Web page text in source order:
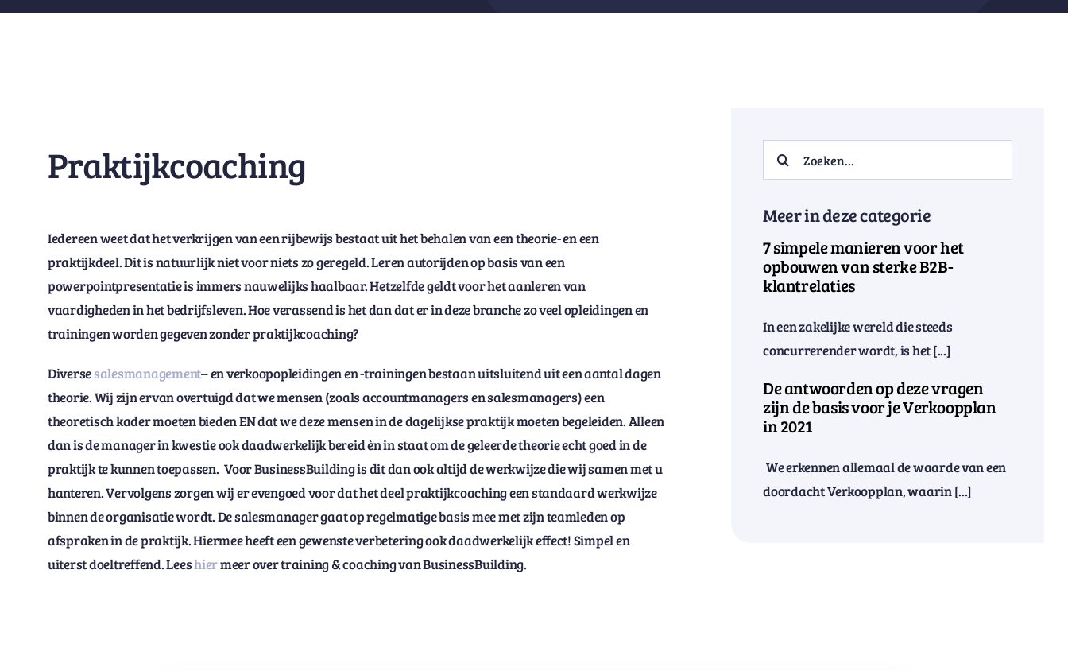
Praktijkcoaching
Iedereen weet dat het verkrijgen van een rijbewijs bestaat uit het behalen van een theorie- en een
praktijkdeel. Dit is natuurlijk niet voor niets zo geregeld. Leren autorijden op basis van een
powerpointpresentatie is immers nauwelijks haalbaar. Hetzelfde geldt voor het aanleren van
vaardigheden in het bedrijfsleven. Hoe verassend is het dan dat er in deze branche zo veel opleidingen en
trainingen worden gegeven zonder praktijkcoaching?
Diversesalesmanagement– en verkoopopleidingen en -trainingen bestaan uitsluitend uit een aantal dagen
theorie. Wij zijn ervan overtuigd dat we mensen (zoals accountmanagers en salesmanagers) een
theoretisch kader moeten bieden EN dat we deze mensen in de dagelijkse praktijk moeten begeleiden. Alleen
dan is de manager in kwestie ook daadwerkelijk bereid èn in staat om de geleerde theorie echt goed in de
praktijk te kunnen toepassen. Voor BusinessBuilding is dit dan ook altijd de werkwijze die wij samen met u
hanteren. Vervolgens zorgen wij er evengoed voor dat het deel praktijkcoaching een standaard werkwijze
binnen de organisatie wordt. De salesmanager gaat op regelmatige basis mee met zijn teamleden op
afspraken in de praktijk. Hiermee heeft een gewenste verbetering ook daadwerkelijk effect! Simpel en
uiterst doeltreffend. Leeshiermeer over training & coaching van BusinessBuilding.
Search
for:
Meer in deze categorie
7 simpele manieren voor het
opbouwen van sterke B2B-
klantrelaties
In een zakelijke wereld die steeds
concurrerender wordt, is het [...]
De antwoorden op deze vragen
zijn de basis voor je Verkoopplan
in 2021
We erkennen allemaal de waarde van een
doordacht Verkoopplan, waarin [...]